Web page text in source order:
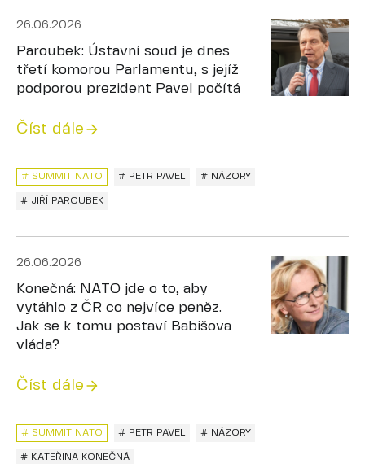
26.06.2026
Paroubek: Ústavní soud je dnes
třetí komorou Parlamentu, s jejíž
podporou prezident Pavel počítá
Číst dále
# PETR PAVEL
# SUMMIT NATO # NÁZORY
# JIŘÍ PAROUBEK
26.06.2026
Konečná: NATO jde o to, aby
vytáhlo z ČR co nejvíce peněz.
Jak se k tomu postaví Babišova
vláda?
Číst dále
# PETR PAVEL # NÁZORY
# SUMMIT NATO
# KATEŘINA KONEČNÁ